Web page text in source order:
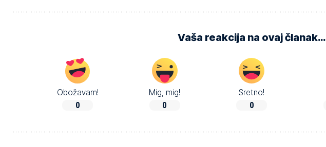
Vaša reakcija na ovaj članak…
Obožavam!
0
Mig, mig!
0
Sretno!
0